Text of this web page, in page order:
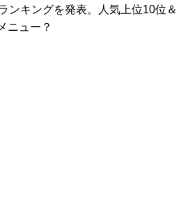
ンキングを発表。人気上位10位＆
ニュー？